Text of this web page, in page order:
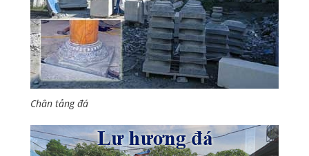
Chân tảng đá